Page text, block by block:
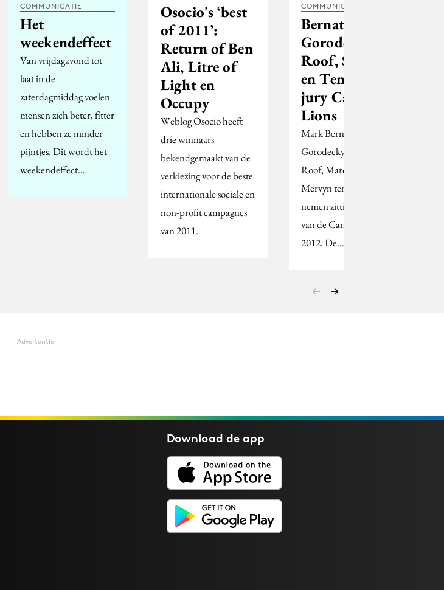
COMMUNICATIE
Het
weekendeffect
Van vrijdagavond tot
laat in de
zaterdagmiddag voelen
mensen zich beter, fitter
en hebben ze minder
pijntjes. Dit wordt het
weekendeffect…
Osocio's ‘best
of 2011’:
Return of Ben
Ali, Litre of
Light en
Occupy
Weblog Osocio heeft
drie winnaars
bekendgemaakt van de
verkiezing voor de beste
internationale sociale en
non-profit campagnes
van 2011.
COMMUNICATIE
Bernath,
Gorodecky,
Roof, Strooy
en Ten Dam in
jury Cannes
Lions
Mark Bernath, Richard
Gorodecky, André
Roof, Marq Strooy en
Mervyn ten Dam
nemen zitting in de jury
van de Cannes Lions
2012. De…
Advertentie
Download deapp